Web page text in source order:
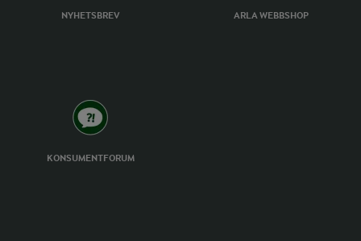
NYHETSBREV ARLA WEBBSHOP
KONSUMENTFORUM